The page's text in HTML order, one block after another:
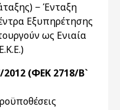
− Ένταξη
Εξυπηρέτησης
ως Ενιαία
2012 (ΦΕΚ 2718/Β`